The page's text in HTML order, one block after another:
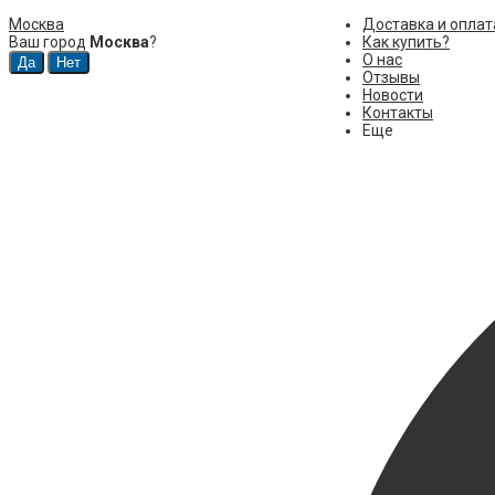
Москва
Ваш город Москва?
Доставка и
Как купить?
О нас
Отзывы
Новости
Контакты
Еще